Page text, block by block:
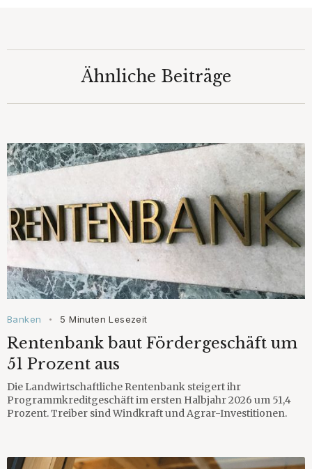
Ähnliche Beiträge
Banken • 5 Minuten Lesezeit
Rentenbank baut Fördergeschäft um
51 Prozent aus
Die Landwirtschaftliche Rentenbank steigert ihr
Programmkreditgeschäft im ersten Halbjahr 2026 um 51,4
Prozent. Treiber sind Windkraft und Agrar-Investitionen.